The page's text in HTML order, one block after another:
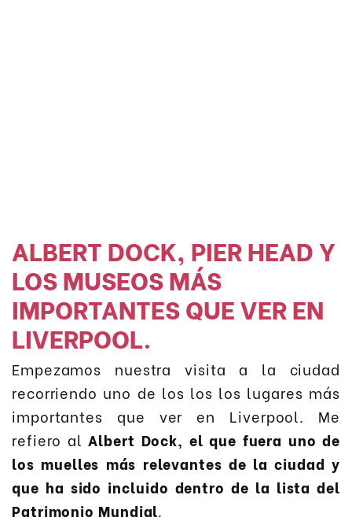
ALBERT DOCK, PIER HEAD Y
LOS MUSEOS MÁS
IMPORTANTES QUE VER EN
LIVERPOOL.
Empezamos nuestra visita a la ciudad
recorriendo uno de los los los lugares más
importantes que ver en Liverpool. Me
refiero alAlbert Dock, el que fuera uno de
los muelles más relevantes de la ciudad y
que ha sido incluido dentro de la lista del
Patrimonio Mundial.